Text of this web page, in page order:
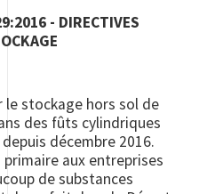
- DIRECTIVES
le stockage hors sol de
des fûts cylindriques
décembre 2016.
primaire aux entreprises
de substances